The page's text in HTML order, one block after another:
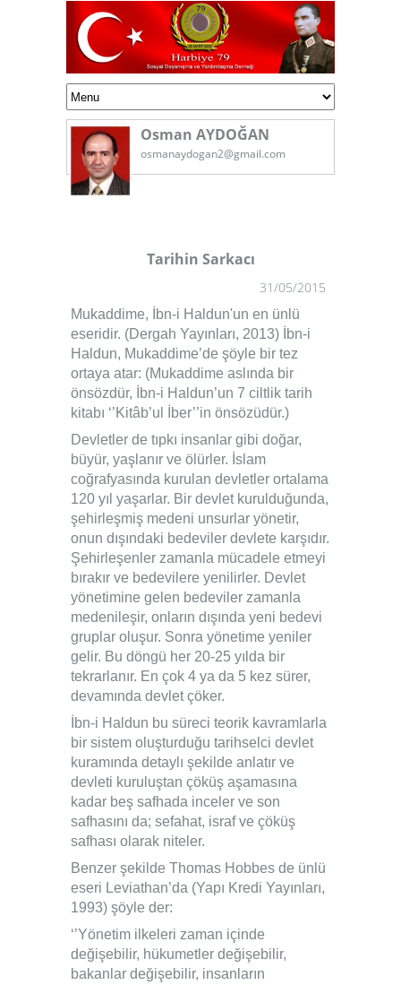
Osman AYDOĞAN
osmanaydogan2@gmail.com
Tarihin Sarkacı
31/05/2015
Mukaddime, İbn-i Haldun'un en ünlü
eseridir. (Dergah Yayınları, 2013) İbn-i
Haldun, Mukaddime’de şöyle bir tez
ortaya atar: (Mukaddime aslında bir
önsözdür, İbn-i Haldun’un 7 ciltlik tarih
kitabı ‘’Kitâb’ul İber’’in önsözüdür.)
Devletler de tıpkı insanlar gibi doğar,
büyür, yaşlanır ve ölürler. İslam
coğrafyasında kurulan devletler ortalama
120 yıl yaşarlar. Bir devlet kurulduğunda,
şehirleşmiş medeni unsurlar yönetir,
onun dışındaki bedeviler devlete karşıdır.
Şehirleşenler zamanla mücadele etmeyi
bırakır ve bedevilere yenilirler. Devlet
yönetimine gelen bedeviler zamanla
medenileşir, onların dışında yeni bedevi
gruplar oluşur. Sonra yönetime yeniler
gelir. Bu döngü her 20-25 yılda bir
tekrarlanır. En çok 4 ya da 5 kez sürer,
devamında devlet çöker.
İbn-i Haldun bu süreci teorik kavramlarla
bir sistem oluşturduğu tarihselci devlet
kuramında detaylı şekilde anlatır ve
devleti kuruluştan çöküş aşamasına
kadar beş safhada inceler ve son
safhasını da; sefahat, israf ve çöküş
safhası olarak niteler.
Benzer şekilde Thomas Hobbes de ünlü
eseri Leviathan’da (Yapı Kredi Yayınları,
1993) şöyle der:
‘’Yönetim ilkeleri zaman içinde
değişebilir, hükumetler değişebilir,
bakanlar değişebilir, insanların